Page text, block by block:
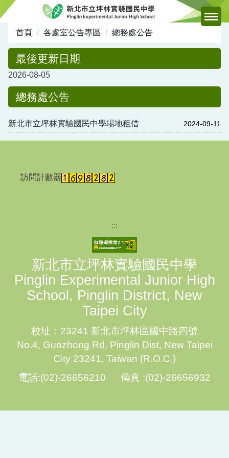
跳
容
首頁 各處室公告專區 總務處公告
最後更新日期
2026-08-05
總務處公告
新北市立坪林實驗國民中學場地租借 2024-09-11
訪問計數器
:::
新北市立坪林實驗國民中學
Pinglin Experimental Junior High
School, Pinglin District, New
Taipei City
校址：23241 新北市坪林區國中路四號
No.4, Guozhong Rd, Pinglin Dist, New Taipei
City 23241, Taiwan (R.O.C.)
電話:(02)-26656210 傳真 :(02)-26656932